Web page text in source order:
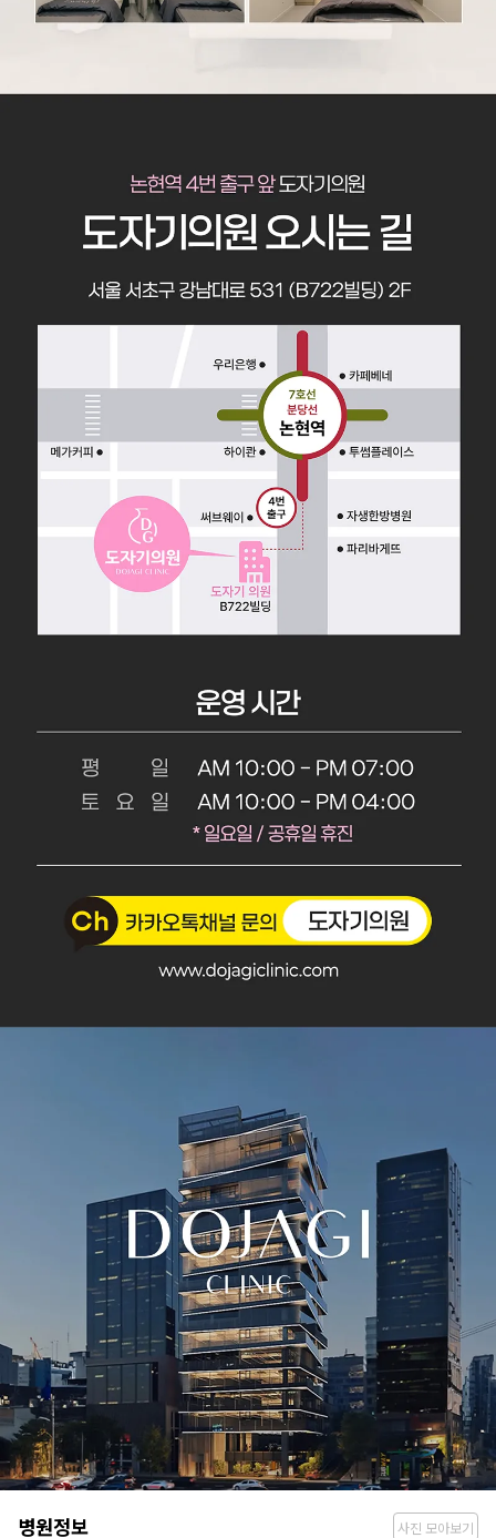
병병원정보 사진 모아보기